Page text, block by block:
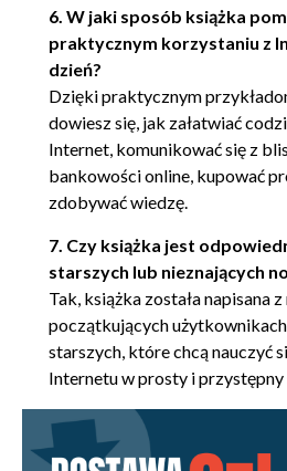
Rozdział 6. Własna strona
Prywatna strona WWW (161)
Zakładanie
Polski (161)
Modyfikacja
(170)
Rozdział 7. Serwisy
Twitter (175)
Zakładanie
(175)
Korzystanie z
Facebook (182)
6. W jaki sposób książka
praktycznym korzystaniu z
dzień?
Dzięki praktycznym
dowiesz się, jak załatwiać
Internet, komunikować się z
bankowości online, kupować
zdobywać wiedzę.
7. Czy książka jest
starszych lub nieznających
Tak, książka została napisana
początkujących
starszych, które chcą nauczyć
Internetu w prosty i przystępny